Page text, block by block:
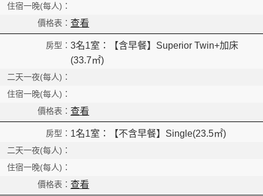
查看
3名1室：【含早餐】Superior Twin+加床
(33.7㎡)
查看
1名1室：【不含早餐】Single(23.5㎡)
查看